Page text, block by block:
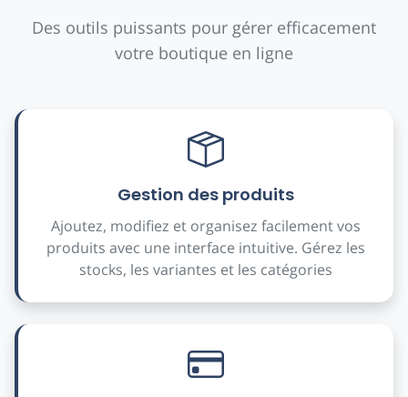
Des outils puissants pour gérer efficacement
votre boutique en ligne
Gestion des produits
Ajoutez, modifiez et organisez facilement vos
produits avec une interface intuitive. Gérez les
stocks, les variantes et les catégories